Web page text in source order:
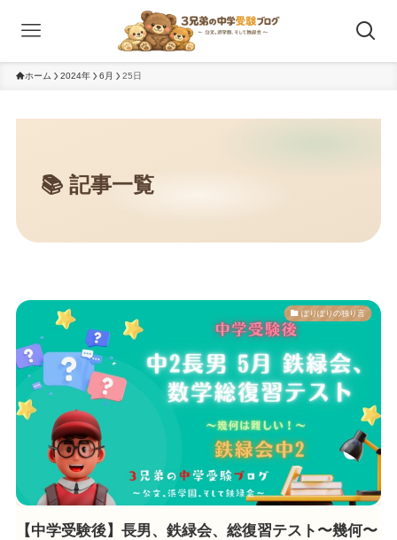
ホーム 2024年 6月 25日
ぽりぽりの独り言
【中学受験後】長男、鉄緑会、総復習テスト〜幾何〜